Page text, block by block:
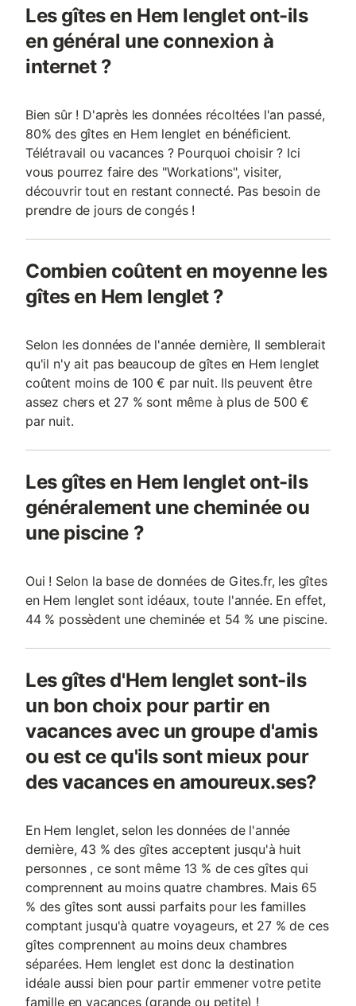
Les gîtes en Hem lenglet ont-ils
en général une connexion à
internet ?
Bien sûr ! D'après les données récoltées l'an passé,
80% des gîtes en Hem lenglet en bénéficient.
Télétravail ou vacances ? Pourquoi choisir ? Ici
vous pourrez faire des "Workations", visiter,
découvrir tout en restant connecté. Pas besoin de
prendre de jours de congés !
Combien coûtent en moyenne les
gîtes en Hem lenglet ?
Selon les données de l'année dernière, Il semblerait
qu'il n'y ait pas beaucoup de gîtes en Hem lenglet
coûtent moins de 100 € par nuit. Ils peuvent être
assez chers et 27 % sont même à plus de 500 €
par nuit.
Les gîtes en Hem lenglet ont-ils
généralement une cheminée ou
une piscine ?
Oui ! Selon la base de données de Gites.fr, les gîtes
en Hem lenglet sont idéaux, toute l'année. En effet,
44 % possèdent une cheminée et 54 % une piscine.
Les gîtes d'Hem lenglet sont-ils
un bon choix pour partir en
vacances avec un groupe d'amis
ou est ce qu'ils sont mieux pour
des vacances en amoureux.ses?
En Hem lenglet, selon les données de l'année
dernière, 43 % des gîtes acceptent jusqu'à huit
personnes , ce sont même 13 % de ces gîtes qui
comprennent au moins quatre chambres. Mais 65
% des gîtes sont aussi parfaits pour les familles
comptant jusqu'à quatre voyageurs, et 27 % de ces
gîtes comprennent au moins deux chambres
séparées. Hem lenglet est donc la destination
idéale aussi bien pour partir emmener votre petite
famille en vacances (grande ou petite) !